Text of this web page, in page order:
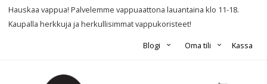
Hauskaa vappua! Palvelemme vappuaattona lauantaina klo 11-18.
Kaupalla herkkuja ja herkullisimmat vappukoristeet!
Kassa
Oma tili
Blogi